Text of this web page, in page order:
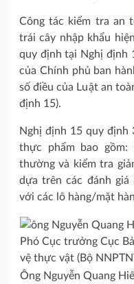
Công tác kiểm tra an
trái cây nhập khẩu
quy định tại Nghị
của Chính phủ ban
số điều của Luật an
định 15).
Nghị định 15 quy định
thực phẩm bao
thường và kiểm tra
dựa trên các đánh
với các lô hàng/mặt
Ông Nguyễn Quang